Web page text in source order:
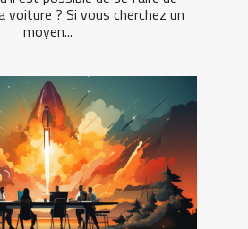
voiture ? Si vous cherchez un
moyen...